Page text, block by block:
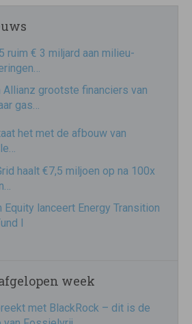
ruim € 3 miljard aan milieu-
Allianz grootste financiers van
gas…
het met de afbouw van
haalt €7,5 miljoen op na 100x
Equity lanceert Energy Transition
I
week
met BlackRock – dit is de